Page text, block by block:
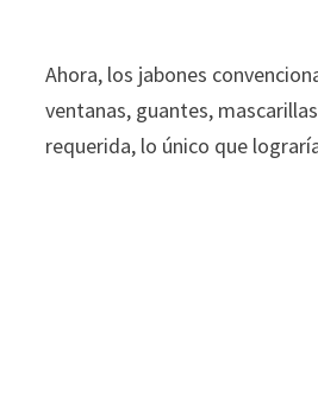
Ahora, los jabones
ventanas, guantes,
requerida, lo único que